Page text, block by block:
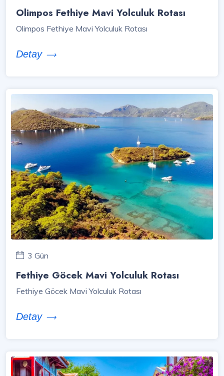
Olimpos Fethiye Mavi Yolculuk Rotası
Olimpos Fethiye Mavi Yolculuk Rotası
Detay
3 Gün
Fethiye Göcek Mavi Yolculuk Rotası
Fethiye Göcek Mavi Yolculuk Rotası
Detay